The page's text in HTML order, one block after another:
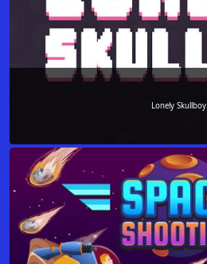
Lonely Skullboy